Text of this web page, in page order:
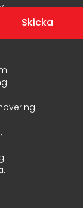
Skicka